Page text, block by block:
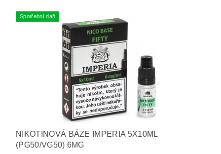
Spotřební daň
NIKOTINOVÁ BÁZE IMPERIA 5X10ML
(PG50/VG50) 6MG